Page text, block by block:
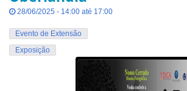
28/06/2025 - 14:00 até 17:00
Evento de Extensão
Exposição